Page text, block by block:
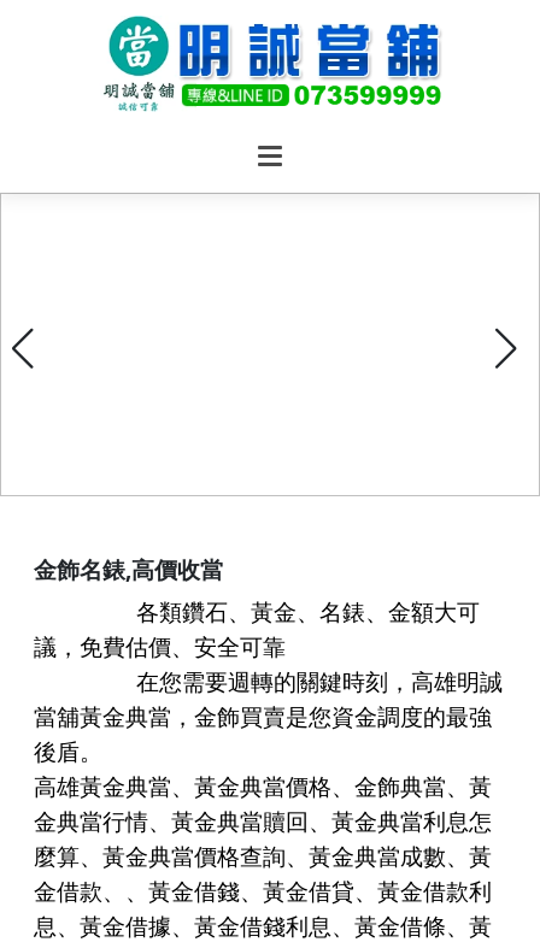
金飾名錶,高價收當
各類鑽石、黃金、名錶、金額大可
議，免費估價、安全可靠
在您需要週轉的關鍵時刻， 高雄明誠
當舖黃金典當，金飾買賣是您資金調度的最強
後盾。
高雄黃金典當、 黃金典當價格、 金飾典當、 黃
金典當行情、 黃金典當贖回、黃金典當利息怎
麼算、黃金典當價格查詢、黃金典當成數、黃
金借款、、黃金借錢、黃金借貸、 黃金借款利
息、黃金借據、 黃金借錢利息、黃金借條、黃